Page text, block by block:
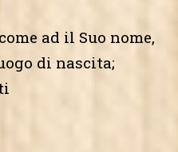
ad il Suo nome,
di nascita;